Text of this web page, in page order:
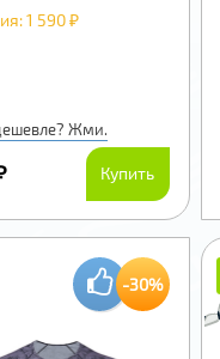
1 590 ₽
Жми.
Купить
-30%